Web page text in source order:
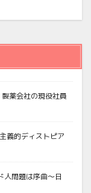
薬会社の現役社員
義的ディストピア
人問題は序曲〜日